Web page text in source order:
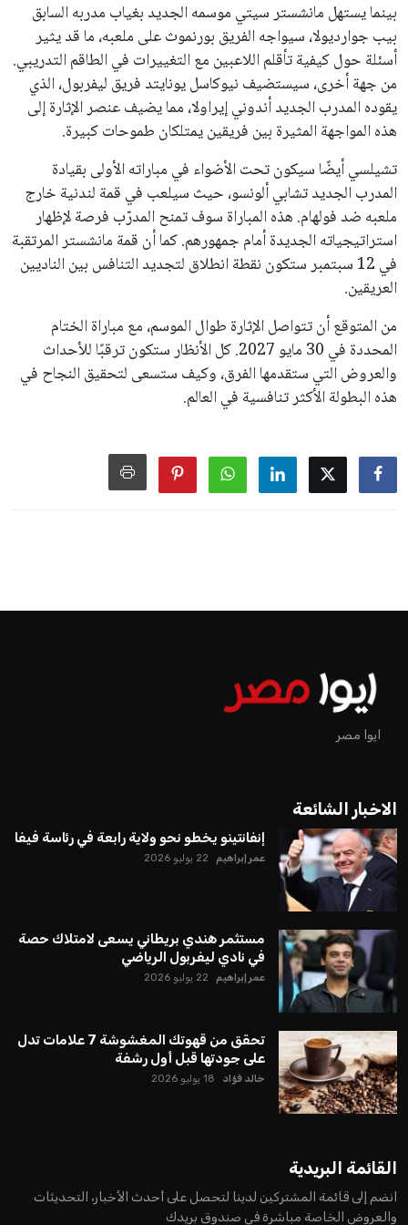
يبدو أن السويسري جياني إنفانتينو في طريقه للاحتفاظ بمنصبه
كرئيس للاتحاد الدولي لكرة القدم “فيفا” لفترة رابعة، بعد أن حصل
على تأييد واسع من أكثر من 200 اتحاد وطني من أصل 211 في
الجمعية العمومية. مما يعزز فرصته للفوز في الانتخابات المقررة عام
2027، ويجعله المرشح الأكثر حظًا حتى الآن.
هذا الدعم الواسع يأتي على الرغم من الانتقادات التي وجهت
في السباق الانتخابي، ولم تتمكن الأصوات المعارضة من التوصل إلى
اسم يوازن موقف إنفانتينو، قبل انتهاء فترة الترشح في نوفمبر
القرارات التي اتخذها في زيادة الموارد المالية لهذه الاتحادات، فضلاً
على الجانب الآخر، تتركز المعارضة بشكل ملحوظ داخل القارة
الأوروبية، حيث ارتفعت حدة الانتقادات الموجهة إلى إنفانتينو
بسبب التوسع المستمر في البطولات الدولية وأثر ذلك على الجدول
كرة القدم وتزيد من ضغوط المباريات.
على الرغم من هذه الانتقادات، تشير التوقعات إلى أن إنفانتينو
يمتلك فرصًا كبيرة للفوز بولاية جديدة، خصوصًا في ظل غياب
منافس قوي يتمتع بإجماع داخل الأسرة الكروية الدولية. هذا يعزز
من فرص استمراره في قيادة “فيفا” حتى عام 2031.